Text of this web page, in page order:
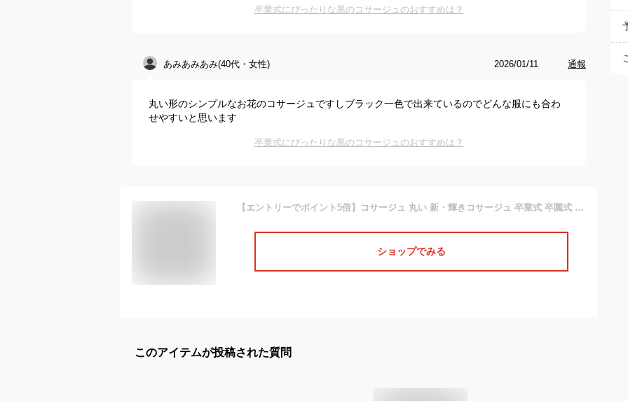
卒業式にぴったりな黒のコサージュのおすすめは？
あみあみあみ(40代・女性) 2026/01/11 通報
丸い形のシンプルなお花のコサージュですしブラック一色で出来ているのでどんな服にも合わ
せやすいと思います
卒業式にぴったりな黒のコサージュのおすすめは？
【エントリーでポイント5倍】コサージュ 丸い 新・輝きコサージュ 卒業式 卒園式 結婚式 ブラック 5r-10 ポイント消化 まとめ買い 大量 レディース フォーマル スーツ 入学式 入園式 ママ 幼稚園 小学校 母親 発表会 お洒落 合唱 衣装 プレゼント 即納【メール便送料無料】
ショップでみる
このアイテムが投稿された質問